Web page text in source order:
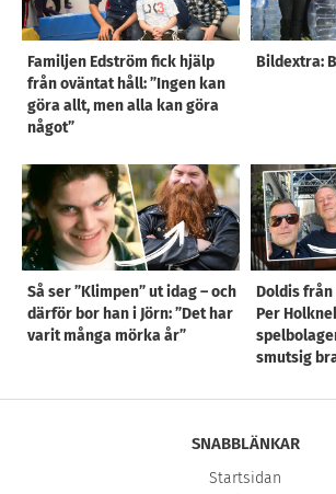
Familjen Edström fick hjälp
från oväntat håll: ”Ingen kan
göra allt, men alla kan göra
något”
Bildextra:
Så ser ”Klimpen” ut idag – och
därför bor han i Jörn: ”Det har
varit många mörka år”
Doldis
Per
smutsig
SNABBLÄNKAR
Startsidan